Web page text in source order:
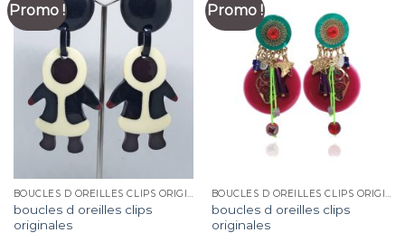
Promo !
BOUCLES D OREILLES CLIPS ORIGINALES
boucles d oreilles clips
originales
Promo !
BOUCLES D OREILLES CLIPS ORIGINALES
boucles d oreilles clips
originales